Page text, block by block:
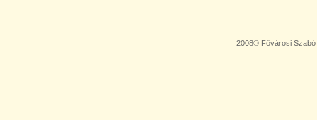
2008© Fővárosi